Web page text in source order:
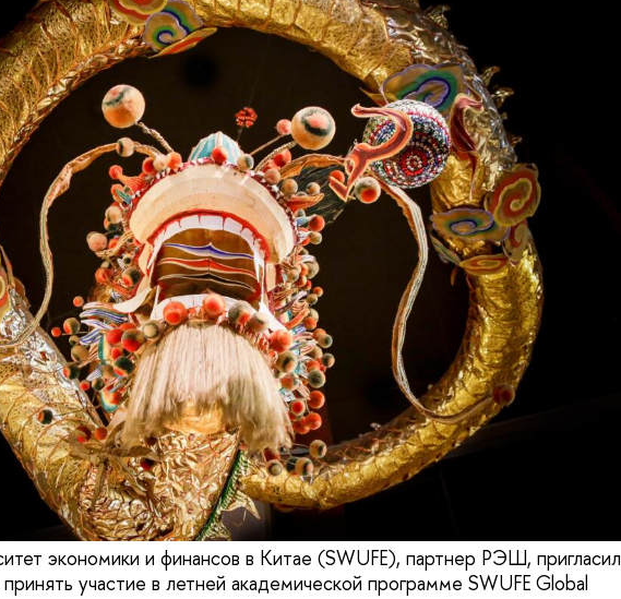
экономики и финансов в Китае (SWUFE), партнер РЭШ, пригласил
участие в летней академической программе SWUFE Global